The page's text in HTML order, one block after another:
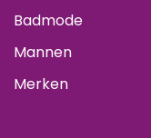
Badmode
Mannen
Merken